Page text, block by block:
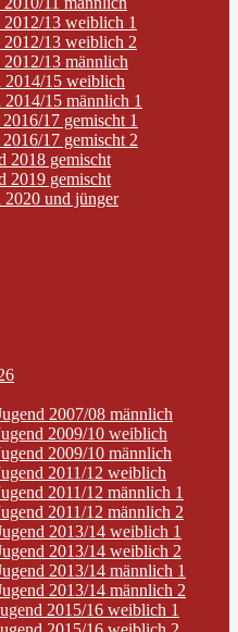
2012/13 weiblich 1
2012/13 weiblich 2
2012/13 männlich
2014/15 weiblich
2014/15 männlich 1
17 gemischt 1
17 gemischt 2
2018 gemischt
2019 gemischt
2020 und jünger
2007/08 männlich
2009/10 weiblich
2009/10 männlich
2011/12 weiblich
2011/12 männlich 1
2011/12 männlich 2
2013/14 weiblich 1
2013/14 weiblich 2
2013/14 männlich 1
2013/14 männlich 2
2015/16 weiblich 1